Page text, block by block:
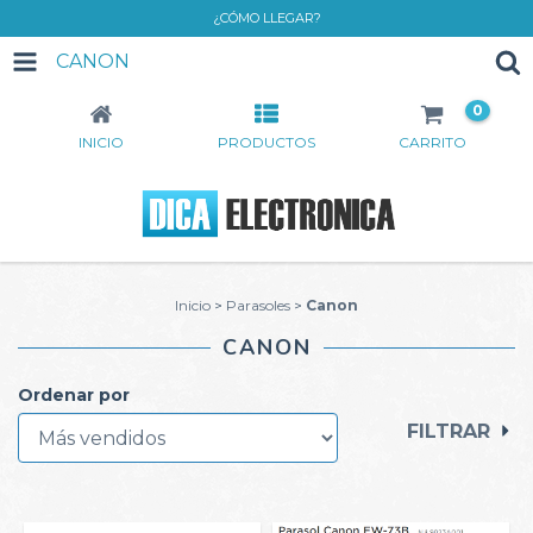
¿CÓMO LLEGAR?
CANON
INICIO PRODUCTOS CARRITO
0
Inicio > Parasoles > Canon
CANON
Ordenar por
FILTRAR